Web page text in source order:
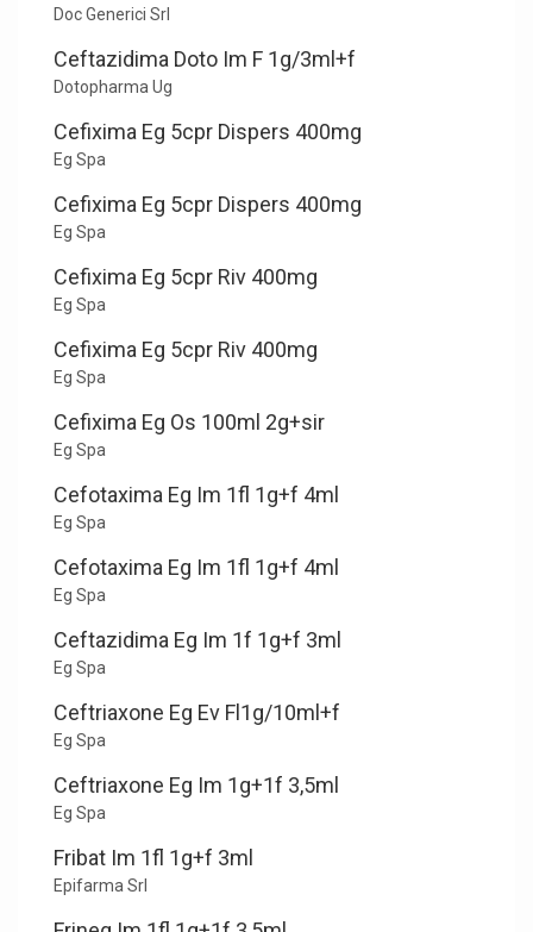
Doc Generici Srl
Ceftazidima Doto Im F 1g/3ml+f
Dotopharma Ug
Cefixima Eg 5cpr Dispers 400mg
Eg Spa
Cefixima Eg 5cpr Dispers 400mg
Eg Spa
Cefixima Eg 5cpr Riv 400mg
Eg Spa
Cefixima Eg 5cpr Riv 400mg
Eg Spa
Cefixima Eg Os 100ml 2g+sir
Eg Spa
Cefotaxima Eg Im 1fl 1g+f 4ml
Eg Spa
Cefotaxima Eg Im 1fl 1g+f 4ml
Eg Spa
Ceftazidima Eg Im 1f 1g+f 3ml
Eg Spa
Ceftriaxone Eg Ev Fl1g/10ml+f
Eg Spa
Ceftriaxone Eg Im 1g+1f 3,5ml
Eg Spa
Fribat Im 1fl 1g+f 3ml
Epifarma Srl